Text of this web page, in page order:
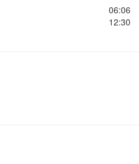
06:06
12:30